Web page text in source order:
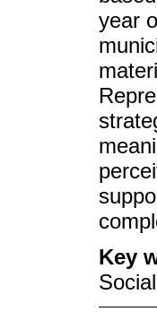
year
Key